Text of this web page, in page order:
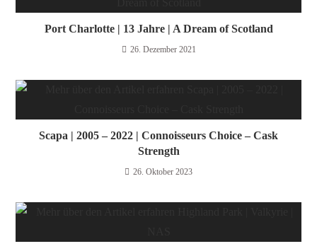
Port Charlotte | 13 Jahre | A Dream of Scotland
26. Dezember 2021
Scapa | 2005 – 2022 | Connoisseurs Choice – Cask
Strength​
26. Oktober 2023